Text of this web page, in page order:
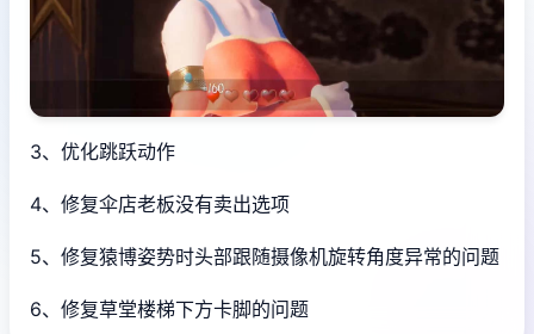
3、优化跳跃动作
4、修复伞店老板没有卖出选项
5、修复猿博姿势时头部跟随摄像机旋转角度异常的问题
6、修复草堂楼梯下方卡脚的问题